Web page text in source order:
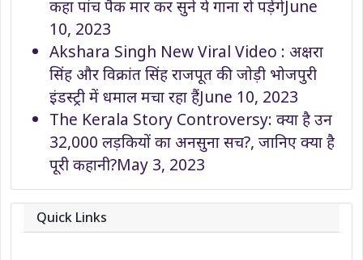
कहा पांच पैक मार कर सुने ये गाना रो पड़ेंगेJune
10, 2023
Akshara Singh New Viral Video : अक्षरा
सिंह और विक्रांत सिंह राजपूत की जोड़ी भोजपुरी
इंडस्ट्री में धमाल मचा रहा हैंJune 10, 2023
The Kerala Story Controversy: क्या है उन
32,000 लड़कियों का अनसुना सच?, जानिए क्या है
पूरी कहानी?May 3, 2023
Quick Links